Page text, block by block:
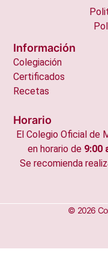
Información
Colegiación
Certificados
Recetas
Horario
El Colegio Oficial de
en horario de 9:00
Se recomienda
© 2026